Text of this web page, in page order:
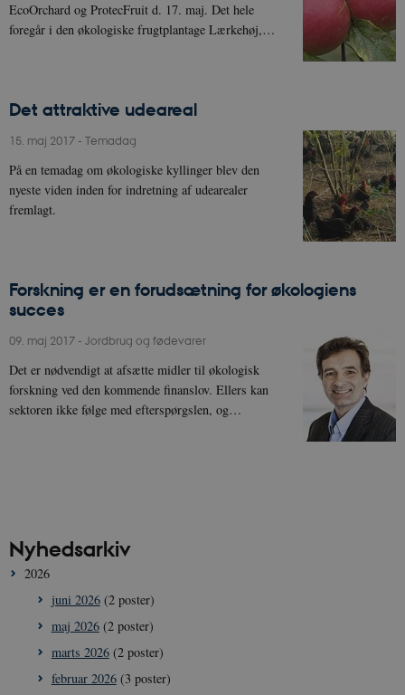
EcoOrchard og ProtecFruit d. 17. maj. Det hele
foregår i den økologiske frugtplantage Lærkehøj,…
Det attraktive udeareal
15. maj 2017 - Temadag
På en temadag om økologiske kyllinger blev den
nyeste viden inden for indretning af udearealer
fremlagt.
Forskning er en forudsætning for økologiens
succes
09. maj 2017 - Jordbrug og fødevarer
Det er nødvendigt at afsætte midler til økologisk
forskning ved den kommende finanslov. Ellers kan
sektoren ikke følge med efterspørgslen, og…
Nyhedsarkiv
2026
juni 2026(2 poster)
maj 2026(2 poster)
marts 2026(2 poster)
februar 2026(3 poster)